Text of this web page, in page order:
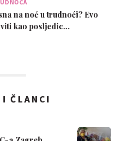
na noć u trudnoći? Evo
kao posljedic…
ČLANCI